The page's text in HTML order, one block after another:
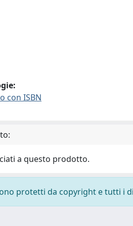
con ISBN
a questo prodotto.
protetti da copyright e tutti i